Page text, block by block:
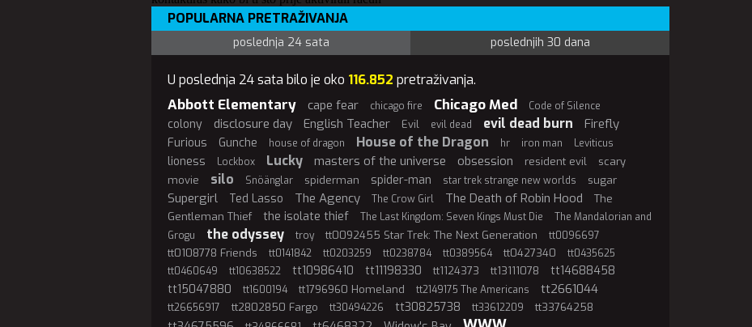
POPULARNA PRETRAŽIVANJA
poslednja 24 sata poslednjih 30 dana
U poslednja 24 sata bilo je oko 116.852 pretraživanja.
Abbott Elementary cape fear chicago fire Chicago Med Code of Silence
colony disclosure day English Teacher Evil evil dead evil dead burn Firefly
Furious Gunche house of dragon House of the Dragon hr iron man Leviticus
lioness Lockbox Lucky masters of the universe obsession resident evil
scary
movie
silo Snöänglar spiderman spider-man star trek strange new worlds sugar
Supergirl Ted Lasso The Agency The Crow Girl The Death of Robin Hood
The
Gentleman Thief
the isolate thief The Last Kingdom: Seven Kings Must Die
The Mandalorian and
Grogu
the odyssey troy tt0092455 Star Trek: The Next Generation tt0096697
tt0108778 Friends tt0141842 tt0203259 tt0238784 tt0389564 tt0427340
tt0435625
tt0460649
tt10638522 tt10986410 tt11198330 tt1124373 tt13111078
tt14688458
tt15047880
tt1600194 tt1796960 Homeland tt2149175 The Americans tt2661044
tt26656917 tt2802850 Fargo tt30494226 tt30825738 tt33612209 tt33764258